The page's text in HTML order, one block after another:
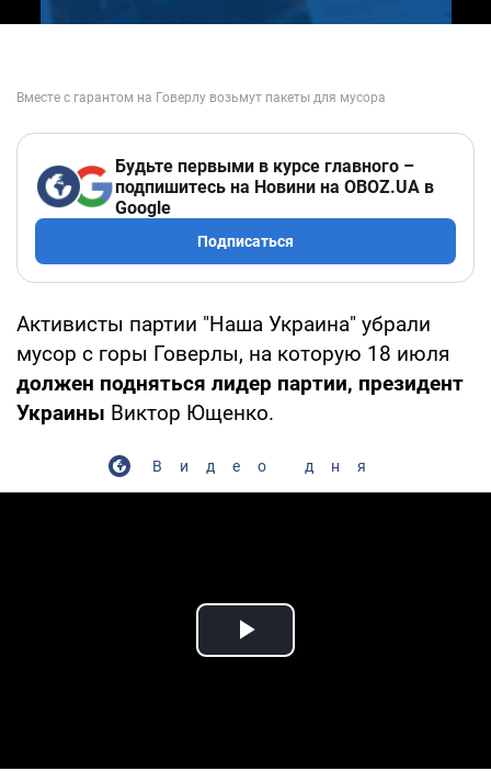
Будьте первыми в курсе главного –
подпишитесь на Новини на OBOZ.UA в
Google
Подписаться
Активисты партии "Наша Украина" убрали
мусор с горы Говерлы, на которую 18 июля
должен подняться лидер партии, президент
Украины Виктор Ющенко.
Видео дня
Play Video